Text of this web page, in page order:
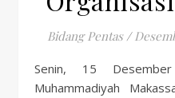
Bidang Pentas /
Senin, 15 Desember 2025 — Universitas
Muhammadiyah